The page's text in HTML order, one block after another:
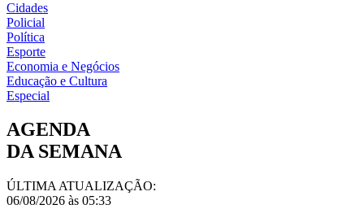
Cidades
Policial
Política
Esporte
Economia e Negócios
Educação e Cultura
Especial
AGENDA
DA SEMANA
ÚLTIMA ATUALIZAÇÃO:
06/08/2026 às 05:33